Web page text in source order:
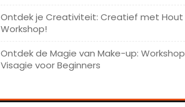
Ontdek je Creativiteit: Creatief met Hout
Workshop!
Ontdek de Magie van Make-up: Workshop
Visagie voor Beginners